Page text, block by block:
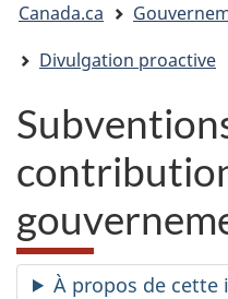
êtes
ici
Canada.ca
Divulgation proactive
À propos de cette